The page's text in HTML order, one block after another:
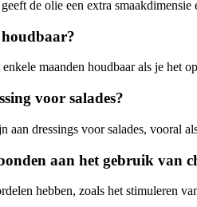
de olie een extra smaakdimensie
maanden houdbaar als je het
voor salades?
dressings voor salades, vooral
aan het gebruik van
hebben, zoals het stimuleren